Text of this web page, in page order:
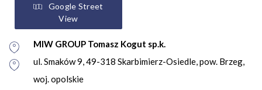
Google Street
View
MIW GROUP Tomasz Kogut sp.k.
ul. Smaków 9, 49-318 Skarbimierz-Osiedle, pow. Brzeg,
woj. opolskie